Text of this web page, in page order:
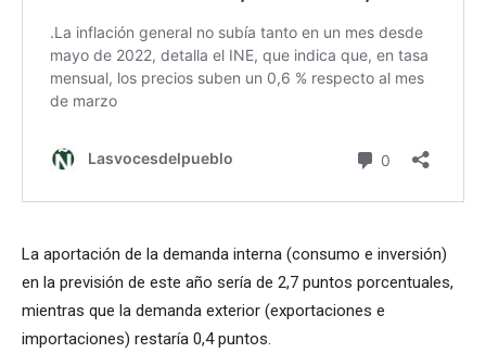
La aportación de la demanda interna (consumo e inversión)
en la previsión de este año sería de 2,7 puntos porcentuales,
mientras que la demanda exterior (exportaciones e
importaciones) restaría 0,4 puntos.